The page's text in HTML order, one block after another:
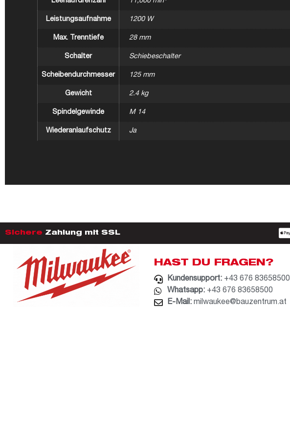
Leistungsaufnahme 1200 W
Max. Trenntiefe 28 mm
Schalter Schiebeschalter
Scheibendurchmesser 125 mm
Gewicht 2.4 kg
Spindelgewinde M 14
Wiederanlaufschutz Ja
Sichere Zahlung mit SSL
HAST DU FRAGEN?
Kundensupport: +43 676 83658500
Whatsapp: +43 676 83658500
E-Mail: milwaukee@bauzentrum.at